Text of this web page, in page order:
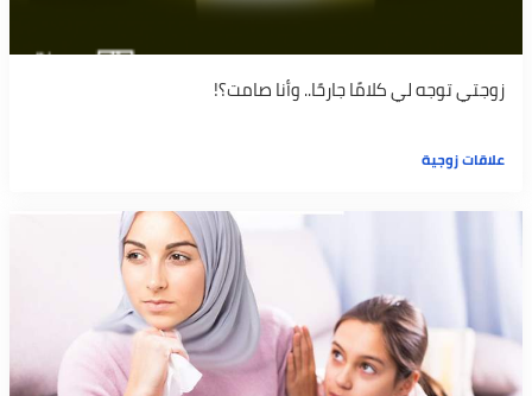
زوجتي توجه لي كلامًا جارحًا.. وأنا صامت؟!
علاقات زوجية